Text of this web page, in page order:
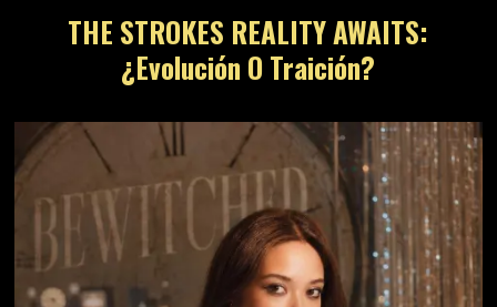
THE STROKES REALITY AWAITS:
¿Evolución O Traición?